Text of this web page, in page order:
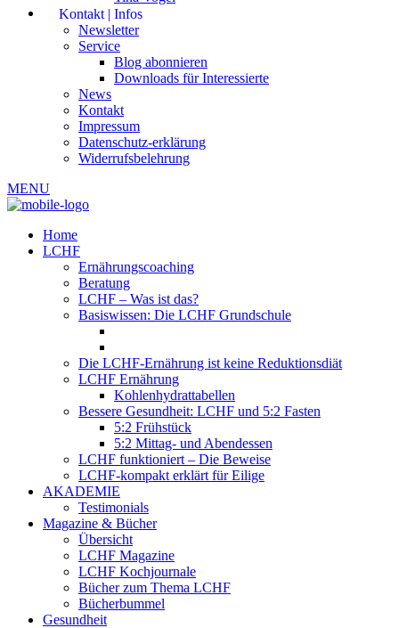
Kontakt | Infos
Newsletter
Service
Blog abonnieren
Downloads für Interessierte
News
Kontakt
Impressum
Datenschutz-erklärung
Widerrufsbelehrung
MENU
Home
LCHF
Ernährungscoaching
Beratung
LCHF – Was ist das?
Basiswissen: Die LCHF Grundschule
Die LCHF-Ernährung ist keine Reduktionsdiät
LCHF Ernährung
Kohlenhydrattabellen
Bessere Gesundheit: LCHF und 5:2 Fasten
5:2 Frühstück
5:2 Mittag- und Abendessen
LCHF funktioniert – Die Beweise
LCHF-kompakt erklärt für Eilige
AKADEMIE
Testimonials
Magazine & Bücher
Übersicht
LCHF Magazine
LCHF Kochjournale
Bücher zum Thema LCHF
Bücherbummel
Gesundheit